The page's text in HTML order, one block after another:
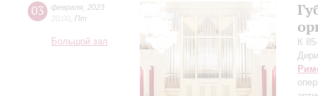
03 февраля 2023
20:00 Пт
Большой зал
К